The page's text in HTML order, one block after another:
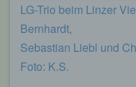
LG-Trio beim Linzer
Bernhardt,
Sebastian Liebl und
Foto: K.S.